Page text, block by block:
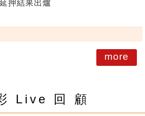
押結果出爐
more
Live 回 顧